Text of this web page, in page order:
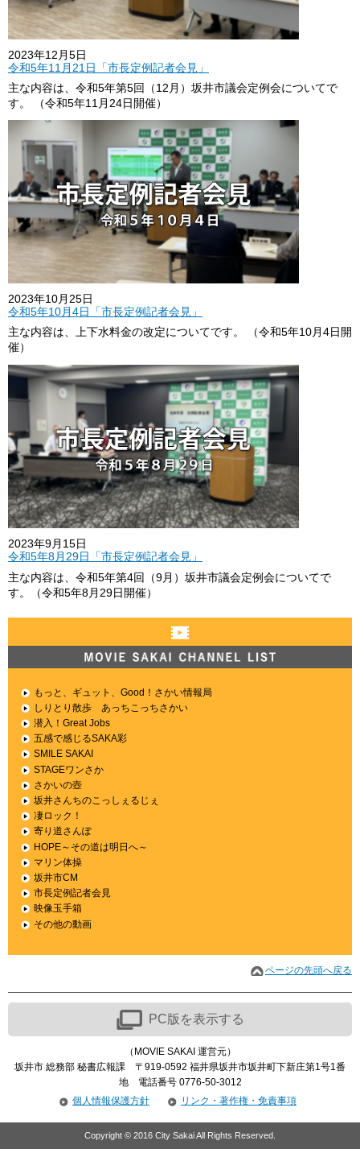
2023年12月5日
令和5年11月21日「市長定例記者会見」
主な内容は、令和5年第5回（12月）坂井市議会定例会についてで
す。 （令和5年11月24日開催）
2023年10月25日
令和5年10月4日「市長定例記者会見」
主な内容は、上下水料金の改定についてです。 （令和5年10月4日開
催）
2023年9月15日
令和5年8月29日「市長定例記者会見」
主な内容は、令和5年第4回（9月）坂井市議会定例会についてで
す。（令和5年8月29日開催）
MOVIE SAKAI CHANNEL LIST
もっと、ギュット、Good！さかい情報局
しりとり散歩 あっちこっちさかい
潜入！Great Jobs
五感で感じるSAKA彩
SMILE SAKAI
STAGEワンさか
さかいの壺
坂井さんちのこっしぇるじぇ
凄ロック！
寄り道さんぽ
HOPE～その道は明日へ～
マリン体操
坂井市CM
市長定例記者会見
映像玉手箱
その他の動画
ページの先頭へ戻る
PC版を表示する
（ MOVIE SAKAI運営元）
坂井市 総務部 秘書広報課 〒919-0592 福井県坂井市坂井町下新庄第1号1番
地 電話番号 0776-50-3012
個人情報保護方針
リンク・著作権・免責事項
Copyright © 2016 City Sakai All Rights Reserved.